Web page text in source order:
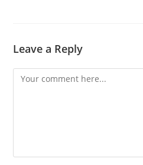
Leave a Reply
Comment